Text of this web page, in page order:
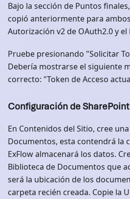
Bajo la sección de Puntos
copió anteriormente para
Autorización v2 de OAuth2.0 y
Pruebe presionando "Solicitar
Debería mostrarse el siguiente
correcto: "Token de Acceso
Configuración de SharePoint
En Contenidos del Sitio, cree
Documentos, esta contendrá la
ExFlow almacenará los datos.
Biblioteca de Documentos que
será la ubicación de los
carpeta recién creada. Copie la